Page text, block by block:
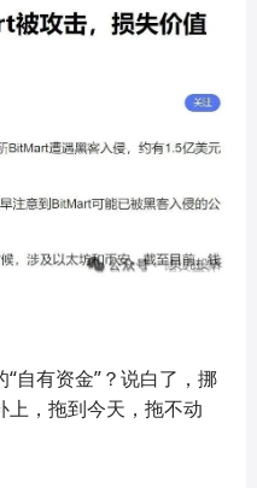
自有资金”？说白了，挪
上，拖到今天，拖不动